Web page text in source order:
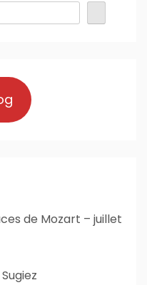
de Mozart – juillet